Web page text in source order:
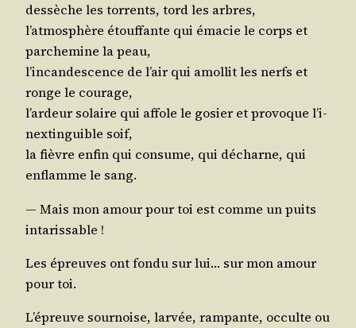
des­sèche les tor­rents, tord les arbres,
l’at­mo­sphère étouf­fante qui éma­cie le corps et
par­che­mine la peau,
l’in­can­des­cence de l’air qui amol­lit les nerfs et
ronge le courage,
l’ar­deur solaire qui affole le gosier et pro­voque l’i­
nex­tin­guible soif,
la fièvre enfin qui consume, qui décharne, qui
enflamme le sang.
— Mais mon amour pour toi est comme un puits
intarissable !
Les épreuves ont fon­du sur lui… sur mon amour
pour toi.
L’é­preuve sour­noise, lar­vée, ram­pante, occulte ou